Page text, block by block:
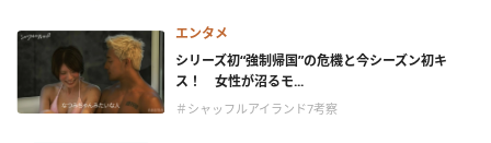
エンタメ
シリーズ初“強制帰国”の危機と今シーズン初キ
ス！ 女性が沼るモ...
＃シャッフルアイランド7考察